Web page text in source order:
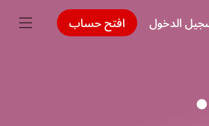
الدخول افتح حساب